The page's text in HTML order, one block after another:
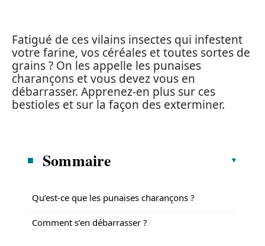
Fatigué de ces vilains insectes qui infestent
votre farine, vos céréales et toutes sortes de
grains ? On les appelle les punaises
charançons et vous devez vous en
débarrasser. Apprenez-en plus sur ces
bestioles et sur la façon des exterminer.
Sommaire
Qu’est-ce que les punaises charançons ?
Comment s’en débarrasser ?